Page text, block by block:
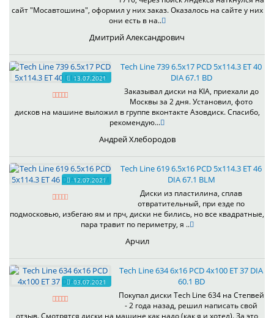
сайт "Мосавтошина", оформил у них заказ. Оказалось на сайте у них
они есть в на..
Дмитрий Александрович
13.07.2021
Tech Line 739 6.5x17 PCD 5x114.3 ET 40
DIA 67.1 BD
Заказывал диски на KIA, приехали до
Москвы за 2 дня. Установил, фото
дисков на машине выложил в группе вконтакте Азовдиск. Спасибо,
рекомендую...
Андрей Хлебородов
12.07.2021
Tech Line 619 6.5x16 PCD 5x114.3 ET 46
DIA 67.1 BLM
Диски из пластилина, сплав
отвратительный, при езде по
подмосковью, избегаю ям и прч, диски не бились, но все квадратные,
пара травит по периметру, я ..
Арчил
03.07.2021
Tech Line 634 6x16 PCD 4x100 ET 37 DIA
60.1 BD
Покупал диски Tech Line 634 на Степвей
- 2 года назад, решил написать свой
отзыв. Смотрятся диски на машине как надо (как я и хотел). За это